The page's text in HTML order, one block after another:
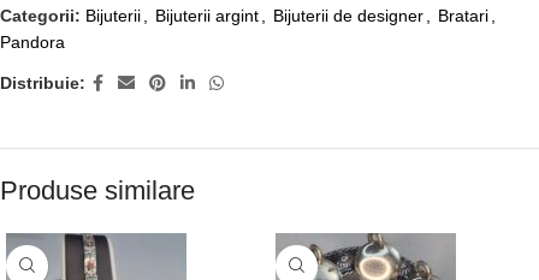
Categorii: Bijuterii Bijuterii argint Bijuterii de designer Bratari
Pandora
Distribuie:
Produse similare